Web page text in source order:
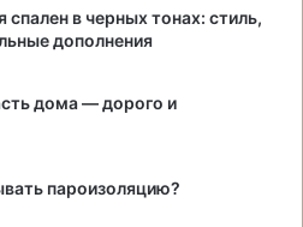
в черных тонах: стиль,
дополнения
дома — дорого и
пароизоляцию?